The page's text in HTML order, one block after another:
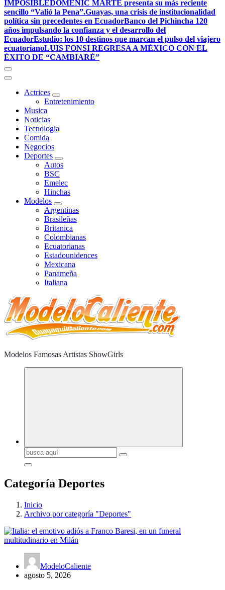
IMPOSIBLEDOMENIC MARTE presenta su más reciente
sencillo “Valió la Pena”.Guayas, una crisis de institucionalidad
política sin precedentes en EcuadorBanco del Pichincha 120
años impulsando la confianza y el desarrollo del
EcuadorEstudio: los 10 destinos que marcan el pulso del viajero
ecuatorianoLUIS FONSI REGRESA A MÉXICO CON EL
ÉXITO DE “CAMBIARÉ”
Actrices
Entretenimiento
Musica
Noticias
Tecnologia
Comida
Negocios
Deportes
Autos
BSC
Emelec
Hinchas
Modelos
Argentinas
Brasileñas
Britanica
Colombianas
Ecuatorianas
Estadounidences
Mexicana
Panameña
Italiana
Modelos Famosas Artistas ShowGirls
Buscar:
Categoría Deportes
Inicio
Archivo por categoría "Deportes"
ModeloCaliente
agosto 5, 2026